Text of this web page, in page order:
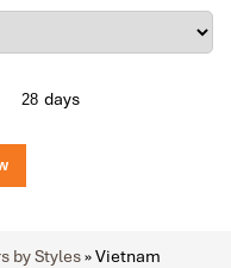
days
by Styles»Vietnam